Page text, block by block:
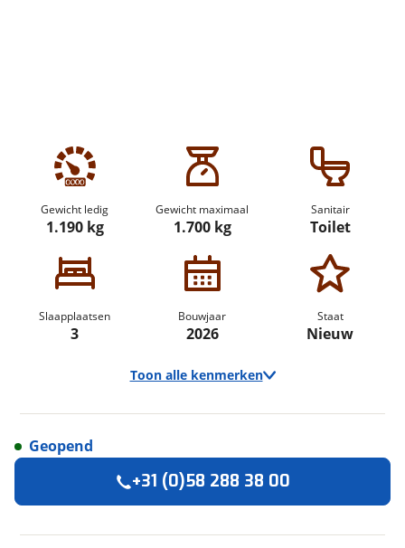
Gewicht ledig
1.190 kg
Gewicht maximaal
1.700 kg
Sanitair
Toilet
Slaapplaatsen
3
Bouwjaar
2026
Staat
Nieuw
Toon alle kenmerken
Merk
Dethleffs
Model
Summer Edition
Geopend
+31 (0)58 288 38 00